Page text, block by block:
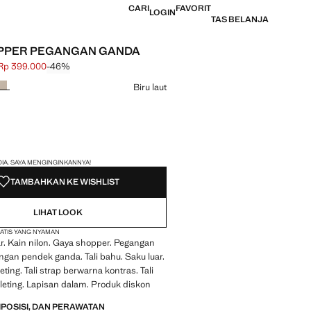
CARILOGINFAVORIT
TAS BELANJA
PEGANGAN GANDA
[Rp 739.000 ]
[Rp 399.000 ]
399.000-46%
Biru laut
TERAKHIR!
SAYA MENGINGINKANNYA!
TAMBAHKAN KE WISHLIST
LIHAT LOOK
YANG NYAMAN
Kain nilon. Gaya shopper. Pegangan
pendek ganda. Tali bahu. Saku luar.
Tali strap berwarna kontras. Tali
Lapisan dalam. Produk diskon
DAN PERAWATAN